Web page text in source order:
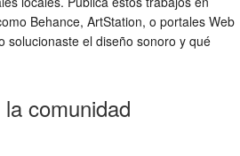
Behance, ArtStation, o portales Web
solucionaste el diseño sonoro y qué
comunidad